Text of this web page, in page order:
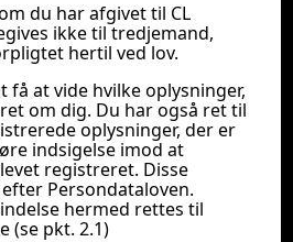
du har afgivet til CL
ikke til tredjemand,
hertil ved lov.
få at vide hvilke oplysninger,
om dig. Du har også ret til
oplysninger, der er
indsigelse imod at
registreret. Disse
Persondataloven.
hermed rettes til
(se pkt. 2.1)